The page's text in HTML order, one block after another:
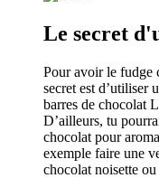
Le secret
Pour avoir le fudge
secret est d’utiliser
barres de chocolat
D’ailleurs, tu
chocolat pour
exemple faire une
chocolat noisette